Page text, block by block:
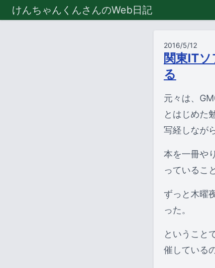
けんちゃんくんさんのWeb日記
2016/5/12
関東IT
る
元々は、
とはじめた
写経しなが
本を一冊や
っているこ
ずっと木曜
った。
ということ
催している